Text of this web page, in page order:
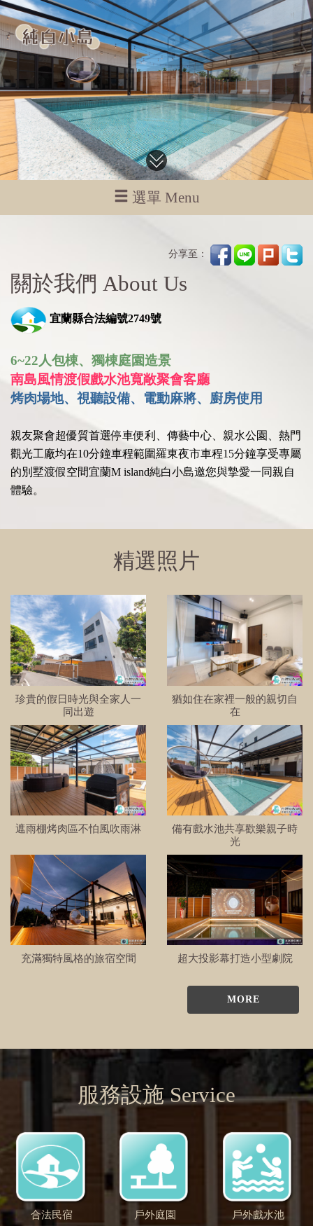
選單 Menu
分享至：
關於我們 About Us
宜蘭縣合法編號2749號
6~22人包棟、獨棟庭園造景
南島風情渡假戲水池寬敞聚會客廳
烤肉場地、視聽設備、電動麻將、廚房使用
親友聚會超優質首選停車便利、傳藝中心、親水公園、熱門
觀光工廠均在10分鐘車程範圍羅東夜市車程15分鐘享受專屬
的別墅渡假空間宜蘭M island純白小島️邀您與摯愛一同親自
體驗。
精選照片
珍貴的假日時光與全家人一
同出遊
猶如住在家裡一般的親切自
在
遮雨棚烤肉區不怕風吹雨淋
備有戲水池共享歡樂親子時
光
充滿獨特風格的旅宿空間 超大投影幕打造小型劇院
MORE
服務設施 Service
合法民宿 戶外庭園 戶外戲水池